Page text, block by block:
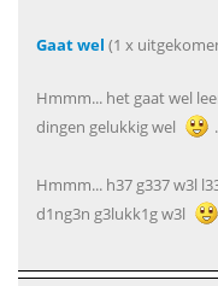
Gaat wel (1 x
Hmmm... het gaat wel
dingen gelukkig wel
.
Hmmm... h37 g337 w3l
d1ng3n g3lukk1g w3l